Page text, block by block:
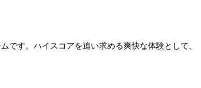
です。ハイスコアを追い求める爽快な体験として、